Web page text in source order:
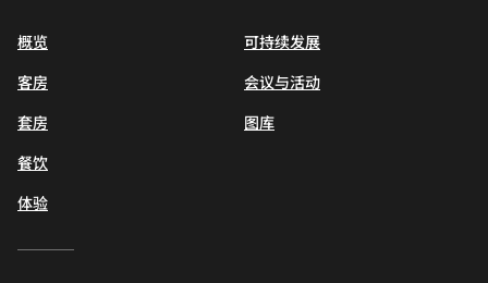
概览
客房
套房
餐饮
体验
可持续发展
会议与活动
图库